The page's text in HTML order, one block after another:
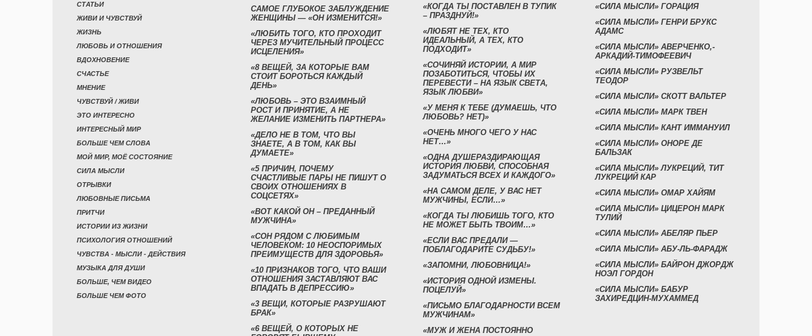
СТАТЬИ
ЖИВИ И ЧУВСТВУЙ
ЖИЗНЬ
ЛЮБОВЬ И ОТНОШЕНИЯ
ВДОХНОВЕНИЕ
СЧАСТЬЕ
МНЕНИЕ
ЧУВСТВУЙ / ЖИВИ
ЭТО ИНТЕРЕСНО
ИНТЕРЕСНЫЙ МИР
БОЛЬШЕ ЧЕМ СЛОВА
МОЙ МИР, МОЁ СОСТОЯНИЕ
СИЛА МЫСЛИ
ОТРЫВКИ
ЛЮБОВНЫЕ ПИСЬМА
ПРИТЧИ
ИСТОРИИ ИЗ ЖИЗНИ
ПСИХОЛОГИЯ ОТНОШЕНИЙ
ЧУВСТВА - МЫСЛИ - ДЕЙСТВИЯ
МУЗЫКА ДЛЯ ДУШИ
БОЛЬШЕ, ЧЕМ ВИДЕО
БОЛЬШЕ ЧЕМ ФОТО
САМОЕ ГЛУБОКОЕ ЗАБЛУЖДЕНИЕ
ЖЕНЩИНЫ — «ОН ИЗМЕНИТСЯ!»
«ЛЮБИТЬ ТОГО, КТО ПРОХОДИТ
ЧЕРЕЗ МУЧИТЕЛЬНЫЙ ПРОЦЕСС
ИСЦЕЛЕНИЯ»
«8 ВЕЩЕЙ, ЗА КОТОРЫЕ ВАМ
СТОИТ БОРОТЬСЯ КАЖДЫЙ
ДЕНЬ»
«ЛЮБОВЬ – ЭТО ВЗАИМНЫЙ
РОСТ И ПРИНЯТИЕ, А НЕ
ЖЕЛАНИЕ ИЗМЕНИТЬ ПАРТНЕРА»
«ДЕЛО НЕ В ТОМ, ЧТО ВЫ
ЗНАЕТЕ, А В ТОМ, КАК ВЫ
ДУМАЕТЕ»
«5 ПРИЧИН, ПОЧЕМУ
СЧАСТЛИВЫЕ ПАРЫ НЕ ПИШУТ О
СВОИХ ОТНОШЕНИЯХ В
СОЦСЕТЯХ»
«ВОТ КАКОЙ ОН – ПРЕДАННЫЙ
МУЖЧИНА»
«СОН РЯДОМ С ЛЮБИМЫМ
ЧЕЛОВЕКОМ: 10 НЕОСПОРИМЫХ
ПРЕИМУЩЕСТВ ДЛЯ ЗДОРОВЬЯ»
«10 ПРИЗНАКОВ ТОГО, ЧТО ВАШИ
ОТНОШЕНИЯ ЗАСТАВЛЯЮТ ВАС
ВПАДАТЬ В ДЕПРЕССИЮ»
«3 ВЕЩИ, КОТОРЫЕ РАЗРУШАЮТ
БРАК»
«6 ВЕЩЕЙ, О КОТОРЫХ НЕ
«КОГДА ТЫ ПОСТАВЛЕН В ТУПИК
– ПРАЗДНУЙ!»
«ЛЮБЯТ НЕ ТЕХ, КТО
ИДЕАЛЬНЫЙ, А ТЕХ, КТО
ПОДХОДИТ»
«СОЧИНЯЙ ИСТОРИИ, А МИР
ПОЗАБОТИТЬСЯ, ЧТОБЫ ИХ
ПЕРЕВЕСТИ – НА ЯЗЫК СВЕТА,
ЯЗЫК ЛЮБВИ»
«У МЕНЯ К ТЕБЕ (ДУМАЕШЬ, ЧТО
ЛЮБОВЬ? НЕТ)»
«ОЧЕНЬ МНОГО ЧЕГО У НАС
НЕТ…»
«ОДНА ДУШЕРАЗДИРАЮЩАЯ
ИСТОРИЯ ЛЮБВИ, СПОСОБНАЯ
ЗАДУМАТЬСЯ ВСЕХ И КАЖДОГО»
«НА САМОМ ДЕЛЕ, У ВАС НЕТ
МУЖЧИНЫ, ЕСЛИ…»
«КОГДА ТЫ ЛЮБИШЬ ТОГО, КТО
НЕ МОЖЕТ БЫТЬ ТВОИМ…»
«ЕСЛИ ВАС ПРЕДАЛИ —
ПОБЛАГОДАРИТЕ СУДЬБУ!»
«ЗАПОМНИ, ЛЮБОВНИЦА!»
«ИСТОРИЯ ОДНОЙ ИЗМЕНЫ.
ПОЦЕЛУЙ»
«ПИСЬМО БЛАГОДАРНОСТИ ВСЕМ
МУЖЧИНАМ»
«МУЖ И ЖЕНА ПОСТОЯННО
«СИЛА МЫСЛИ» ГОРАЦИЯ
«СИЛА МЫСЛИ» ГЕНРИ БРУКС
АДАМС
«СИЛА МЫСЛИ» АВЕРЧЕНКО,-
АРКАДИЙ-ТИМОФЕЕВИЧ
«СИЛА МЫСЛИ» РУЗВЕЛЬТ
ТЕОДОР
«СИЛА МЫСЛИ» СКОТТ ВАЛЬТЕР
«СИЛА МЫСЛИ» МАРК ТВЕН
«СИЛА МЫСЛИ» КАНТ ИММАНУИЛ
«СИЛА МЫСЛИ» ОНОРЕ ДЕ
БАЛЬЗАК
«СИЛА МЫСЛИ» ЛУКРЕЦИЙ, ТИТ
ЛУКРЕЦИЙ КАР
«СИЛА МЫСЛИ» ОМАР ХАЙЯМ
«СИЛА МЫСЛИ» ЦИЦЕРОН МАРК
ТУЛИЙ
«СИЛА МЫСЛИ» АБЕЛЯР ПЬЕР
«СИЛА МЫСЛИ» АБУ-ЛЬ-ФАРАДЖ
«СИЛА МЫСЛИ» БАЙРОН ДЖОРДЖ
НОЭЛ ГОРДОН
«СИЛА МЫСЛИ» БАБУР
ЗАХИРЕДЦИН-МУХАММЕД